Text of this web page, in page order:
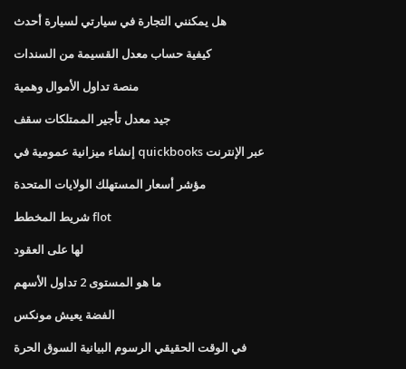
هل يمكنني التجارة في سيارتي لسيارة أحدث
كيفية حساب معدل القسيمة من السندات
منصة تداول الأموال وهمية
جيد معدل تأجير الممتلكات سقف
إنشاء ميزانية عمومية في quickbooks عبر الإنترنت
مؤشر أسعار المستهلك الولايات المتحدة
شريط المخطط flot
لها على العقود
ما هو المستوى 2 تداول الأسهم
الفضة يعيش مونكس
في الوقت الحقيقي الرسوم البيانية السوق الحرة